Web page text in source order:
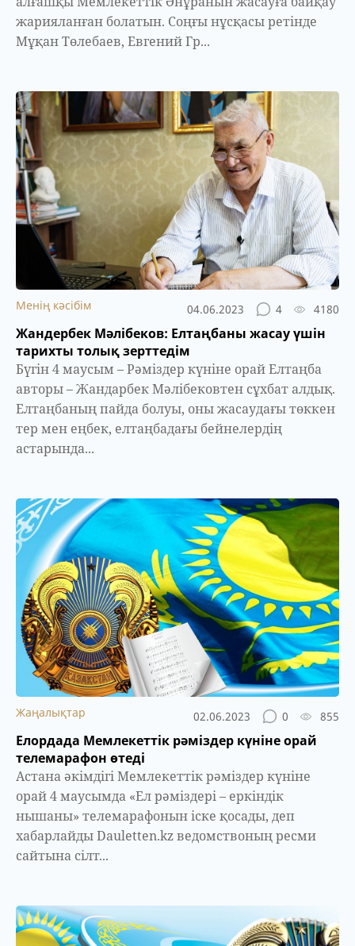
жарияланған болатын. Соңғы нұсқасы ретінде
Мұқан Төлебаев, Евгений Гр...
Менің кәсібім 04.06.2023 4 4180
Жандербек Мәлібеков: Елтаңбаны жасау үшін
тарихты толық зерттедім
Бүгін 4 маусым – Рәміздер күніне орай Елтаңба
авторы – Жандарбек Мәлібековтен сұхбат алдық.
Елтаңбаның пайда болуы, оны жасаудағы төккен
тер мен еңбек, елтаңбадағы бейнелердің
астарында...
Жаңалықтар 02.06.2023 0 855
​Елордада Мемлекеттік рәміздер күніне орай
телемарафон өтеді
Астана әкімдігі Мемлекеттік рәміздер күніне
орай 4 маусымда «Ел рәміздері – еркіндік
нышаны» телемарафонын іске қосады, деп
хабарлайды Dauletten.kz ведомствоның ресми
сайтына сілт...